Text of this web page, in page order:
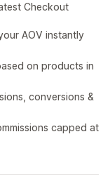
Checkout
AOV instantly
on products in
conversions &
capped at